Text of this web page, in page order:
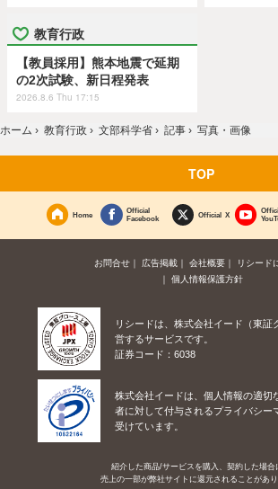
教育行政
【教員採用】熊本地震で延期
の2次試験、新日程発表
2026.8.6 Thu 17:15
ホーム › 教育行政 › 文部科学省 › 記事 › 写真・画像
TOP
Home
Official
Facebook
Official X
お問合せ 広告掲載 会社概要
リシード
個人情報保護方針
リシードは、株式会社イード（東証
営するサービスです。
証券コード：6038
株式会社イードは、個人情報の適切
者に対して付与されるプライバシー
受けています。
紹介した商品/サービスを購入、契約した場合
売上の一部が弊社サイトに還元されることがあり